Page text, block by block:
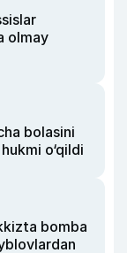
olmay
bolasini
o‘qildi
bomba